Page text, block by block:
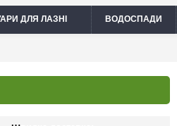
ДЛЯ ЛАЗНІ ВОДОСПАДИ